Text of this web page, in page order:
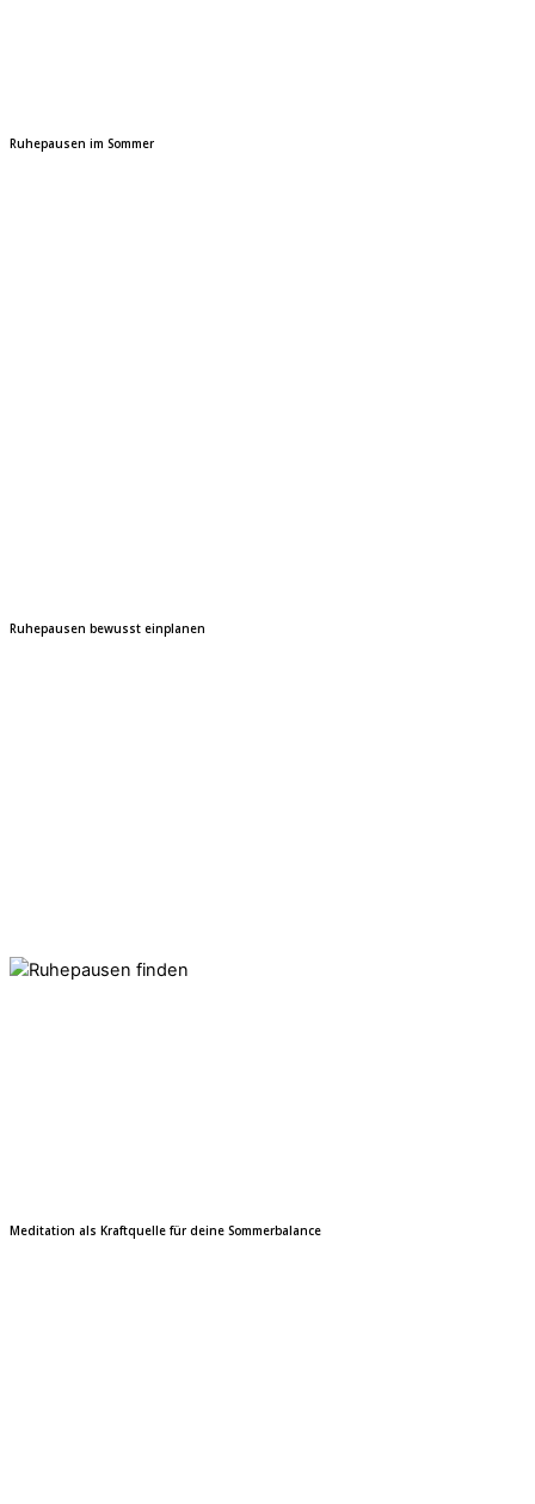
Ruhepausen im Sommer
Ruhepausen bewusst einplanen
Meditation als Kraftquelle für deine Sommerbalance